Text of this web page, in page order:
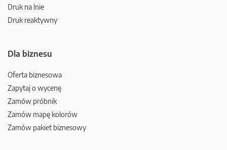
Druk na lnie
Druk reaktywny
Dla biznesu
Oferta biznesowa
Zapytaj o wycenę
Zamów próbnik
Zamów mapę kolorów
Zamów pakiet biznesowy